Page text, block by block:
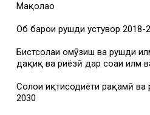
Мақолаҳо
Об барои рушди устувор 2018-
Бистсолаи омӯзиш ва рушди
дақиқ ва риёзӣ дар соҳаи илм
Солҳои иқтисодиёти рақамӣ
2030